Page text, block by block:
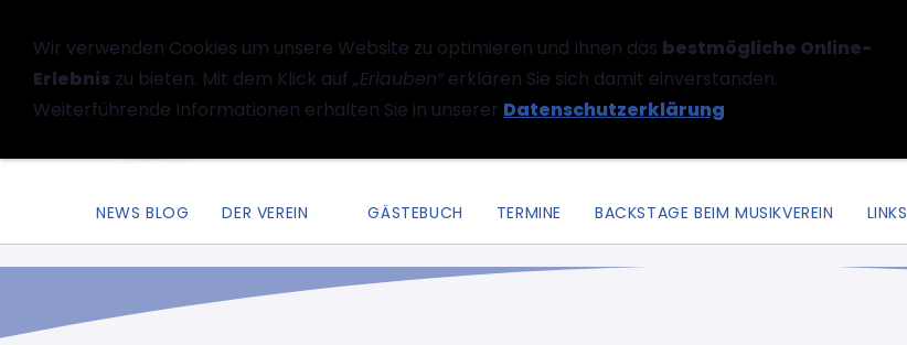
NEWS BLOG DER VEREIN GÄSTEBUCH TERMINE BACKSTAGE BEIM MUSIKVEREIN LINKS
Wir verwenden Cookies um unsere Website zu optimieren und Ihnen das bestmögliche Online-
Erlebnis zu bieten. Mit dem Klick auf „Erlauben“ erklären Sie sich damit einverstanden.
Weiterführende Informationen erhalten Sie in unserer Datenschutzerklärung.